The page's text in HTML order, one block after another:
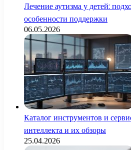
Лечение аутизма у детей:
особенности поддержки
06.05.2026
Каталог инструментов и
интеллекта и их обзоры
25.04.2026